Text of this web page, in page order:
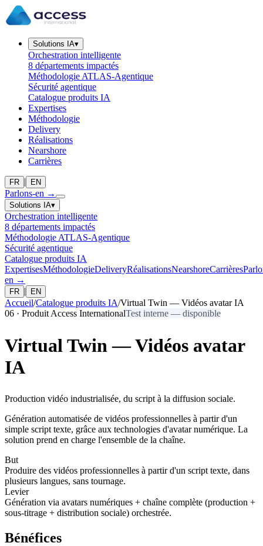
Solutions IA▾
Orchestration intelligente
8 départements impactés
Méthodologie ATLAS-Agentique
Sécurité agentique
Catalogue produits IA
Expertises
Méthodologie
Delivery
Réalisations
Nearshore
Carrières
FR | EN
Parlons-en →
Solutions IA▾
Orchestration intelligente
8 départements impactés
Méthodologie ATLAS-Agentique
Sécurité agentique
Catalogue produits IA
ExpertisesMéthodologieDeliveryRéalisationsNearshoreCarrières
en →
FR | EN
Accueil/Catalogue produits IA/Virtual Twin — Vidéos avatar IA
06 · Produit Access InternationalTest interne — disponible
Virtual Twin — Vidéos avatar
IA
Production vidéo industrialisée, du script à la diffusion sociale.
Génération automatisée de vidéos professionnelles à partir d'un
simple script texte, grâce aux technologies d'avatar numérique. La
solution prend en charge l'ensemble de la chaîne.
But
Produire des vidéos professionnelles à partir d'un script texte, dans
plusieurs langues, sans tournage.
Levier
Génération via avatars numériques + chaîne complète (production +
sous-titrage + distribution sociale) orchestrée.
Bénéfices